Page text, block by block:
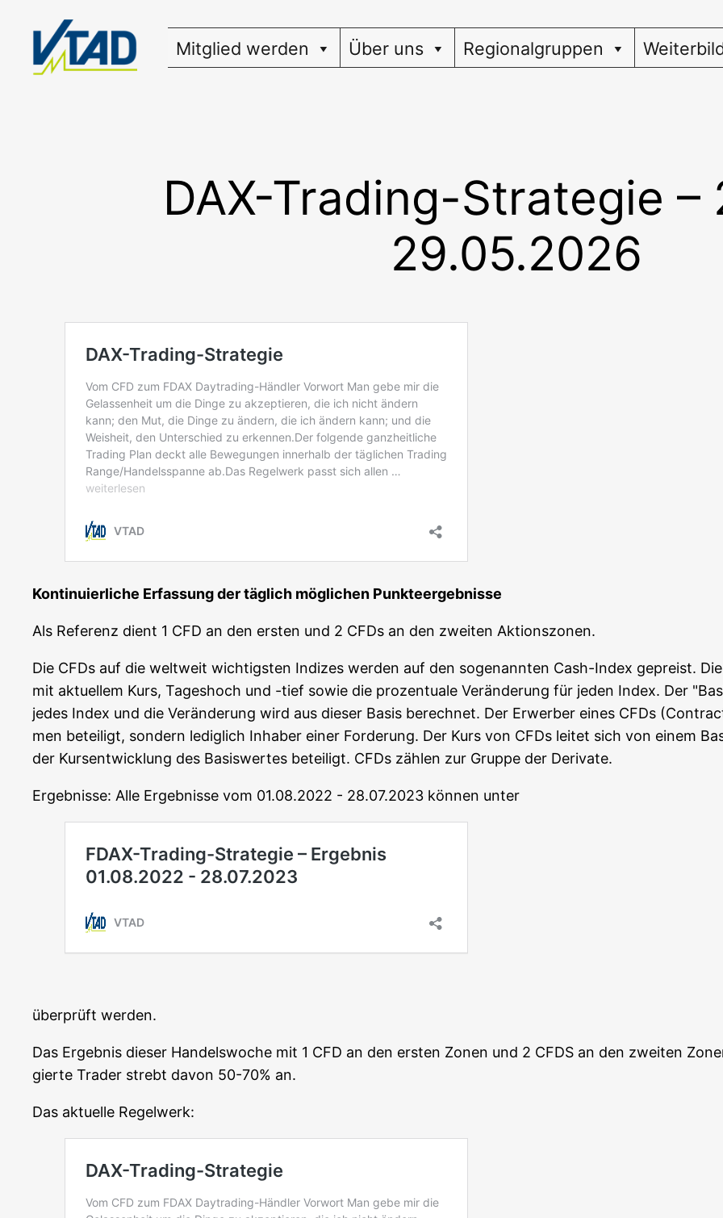
springen
Mitglied werden Über uns Regionalgruppen
DAX-Trading-Strategie –
29.05.2026
Kon­ti­nu­ier­li­che Erfas­sung der täg­lich mög­li­chen Punkteergebnisse
Als Refe­renz dient 1 CFD an den ers­ten und 2 CFDs an den zwei­ten Aktionszonen.
Die CFDs auf die welt­weit wich­tigs­ten Indi­zes wer­den auf den soge­nann­ten Cash-Index gepreist.
mit aktu­el­lem Kurs, Tages­hoch und -tief sowie die pro­zen­tua­le Ver­än­de­rung für jeden Index. Der
jedes Index und die Ver­än­de­rung wird aus die­ser Basis berech­net. Der Erwer­ber eines CFDs
men betei­ligt, son­dern ledig­lich Inha­ber einer For­de­rung. Der Kurs von CFDs lei­tet sich von einem
der Kurs­ent­wick­lung des Basis­wer­tes betei­ligt. CFDs zäh­len zur Grup­pe der Derivate.
Ergeb­nis­se: Alle Ergeb­nis­se vom 01.08.2022 - 28.07.2023 kön­nen unter
über­prüft werden.
Das Ergeb­nis die­ser Han­dels­wo­che mit 1 CFD an den ers­ten Zonen und 2 CFDS an den zwei­ten
gier­te Trader strebt davon 50-70% an.
Das aktu­el­le Regelwerk: